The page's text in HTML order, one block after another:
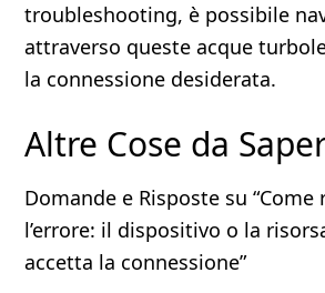
troubleshooting, è possibile
attraverso queste acque
la connessione desiderata.
Altre Cose da
Domande e Risposte su “Come
l’errore: il dispositivo o la
accetta la connessione”